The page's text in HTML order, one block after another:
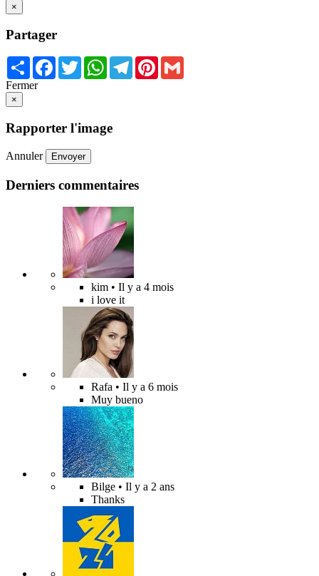
×
Partager
Share Facebook
TwitterWhatsApp
TelegramPinterest
Fermer
×
Rapporter l'image
Annuler Envoyer
Derniers commentaires
kim • Il y a 4 mois
i love it
Rafa • Il y a 6 mois
Muy bueno
Bilge • Il y a 2 ans
Thanks